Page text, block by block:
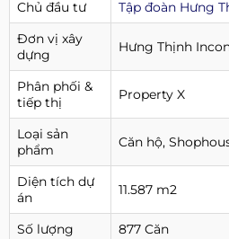
Chủ đầu tư
Tập đoàn Hưng
Đơn vị xây
dựng
Hưng Thịnh
Phân phối &
tiếp thị
Property X
Loại sản
phẩm
Căn hộ,
Diện tích dự
án
11.587 m2
Số lượng
877 Căn